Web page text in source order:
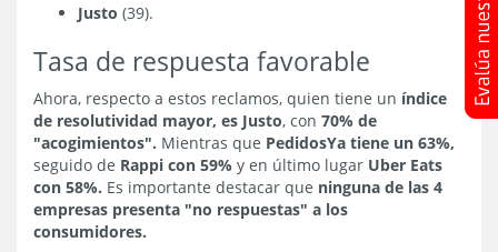
Justo (39).
Tasa de respuesta favorable
Ahora, respecto a estos reclamos, quien tiene un índice
de resolutividad mayor, es Justo, con 70% de
"acogimientos". Mientras que PedidosYa tiene un 63%,
seguido de Rappi con 59% y en último lugar Uber Eats
con 58%. Es importante destacar que ninguna de las 4
empresas presenta "no respuestas" a los
consumidores.